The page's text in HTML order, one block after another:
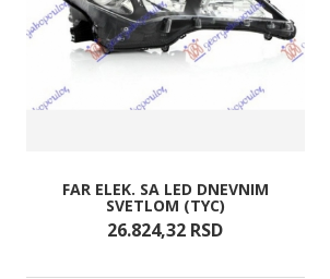
FAR ELEK. SA LED DNEVNIM
SVETLOM (TYC)
26.824,32 RSD